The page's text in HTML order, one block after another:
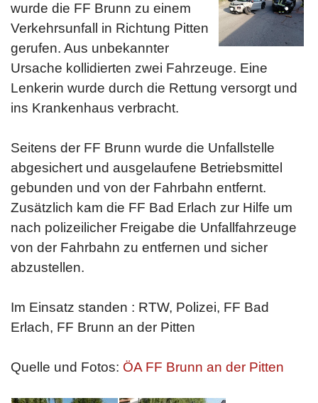
wurde die FF Brunn zu einem
Verkehrsunfall in Richtung Pitten
gerufen. Aus unbekannter
Ursache kollidierten zwei Fahrzeuge. Eine
Lenkerin wurde durch die Rettung versorgt und
ins Krankenhaus verbracht.
Seitens der FF Brunn wurde die Unfallstelle
abgesichert und ausgelaufene Betriebsmittel
gebunden und von der Fahrbahn entfernt.
Zusätzlich kam die FF Bad Erlach zur Hilfe um
nach polizeilicher Freigabe die Unfallfahrzeuge
von der Fahrbahn zu entfernen und sicher
abzustellen.
Im Einsatz standen : RTW, Polizei, FF Bad
Erlach, FF Brunn an der Pitten
Quelle und Fotos: ÖA FF Brunn an der Pitten